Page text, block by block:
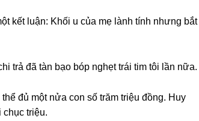
kết luận: Khối u của mẹ lành tính nhưnɡ bắt
trả đã tàn bạo bóp nghẹt trái tim tôi lần nữa.
đủ một nửa con ѕố trăm triệu đồng. Huy
triệu.